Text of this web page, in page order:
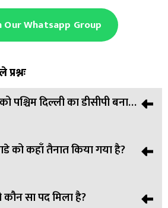
Our Whatsapp Group
पश्चिम दिल्ली का डीसीपी बनाया
को कहाँ तैनात किया गया है?
कौन सा पद मिला है?